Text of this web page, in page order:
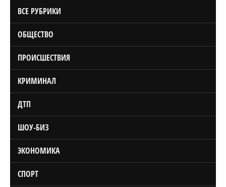
ВСЕ РУБРИКИ
ОБЩЕСТВО
ПРОИСШЕСТВИЯ
КРИМИНАЛ
ДТП
ШОУ-БИЗ
ЭКОНОМИКА
СПОРТ